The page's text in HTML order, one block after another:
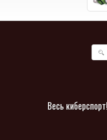
Весь киберспорт!